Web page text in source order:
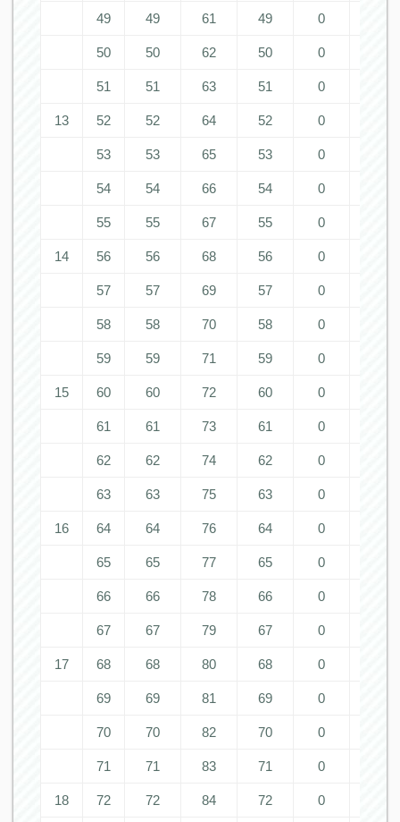
49 49 61 49 0
50 50 62 50 0
51 51 63 51 0
13 52 52 64 52 0
53 53 65 53 0
54 54 66 54 0
55 55 67 55 0
14 56 56 68 56 0
57 57 69 57 0
58 58 70 58 0
59 59 71 59 0
15 60 60 72 60 0
61 61 73 61 0
62 62 74 62 0
63 63 75 63 0
16 64 64 76 64 0
65 65 77 65 0
66 66 78 66 0
67 67 79 67 0
17 68 68 80 68 0
69 69 81 69 0
70 70 82 70 0
71 71 83 71 0
18 72 72 84 72 0